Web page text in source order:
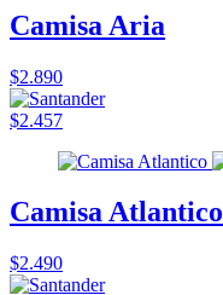
Camisa Aria
$2.890
$2.457
Camisa Atlantico
$2.490